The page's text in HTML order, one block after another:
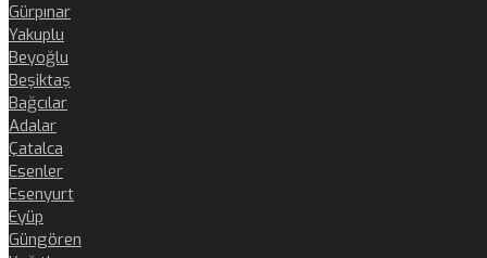
Gürpınar
Yakuplu
Beyoğlu
Beşiktaş
Bağcılar
Adalar
Çatalca
Esenler
Esenyurt
Eyüp
Güngören